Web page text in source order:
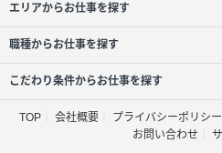
エリアからお仕事を探す
職種からお仕事を探す
こだわり条件からお仕事を探す
TOP 会社概要 プライバシーポリシー
お問い合わせ